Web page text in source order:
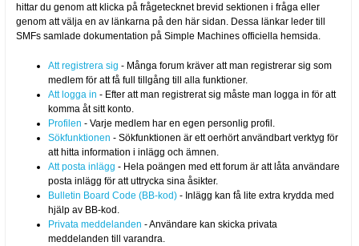
hittar du genom att klicka på frågetecknet brevid sektionen i fråga eller
genom att välja en av länkarna på den här sidan. Dessa länkar leder till
SMFs samlade dokumentation på Simple Machines officiella hemsida.
Att registrera sig - Många forum kräver att man registrerar sig som
medlem för att få full tillgång till alla funktioner.
Att logga in - Efter att man registrerat sig måste man logga in för att
komma åt sitt konto.
Profilen - Varje medlem har en egen personlig profil.
Sökfunktionen - Sökfunktionen är ett oerhört användbart verktyg för
att hitta information i inlägg och ämnen.
Att posta inlägg - Hela poängen med ett forum är att låta användare
posta inlägg för att uttrycka sina åsikter.
Bulletin Board Code (BB-kod) - Inlägg kan få lite extra krydda med
hjälp av BB-kod.
Privata meddelanden - Användare kan skicka privata
meddelanden till varandra.